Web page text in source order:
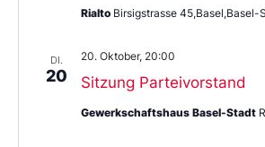
Rialto Birsigstrasse 45,Basel,Basel-
DI.
20 Sitzung Parteivorstand
20. Oktober, 20:00
Gewerkschaftshaus Basel-Stadt